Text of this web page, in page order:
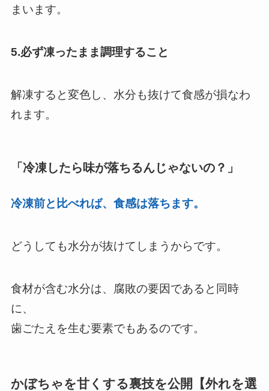
まいます。
5.必ず凍ったまま調理すること
解凍すると変色し、水分も抜けて食感が損なわ
れます。
「冷凍したら味が落ちるんじゃないの？」
冷凍前と比べれば、食感は落ちます。
どうしても水分が抜けてしまうからです。
食材が含む水分は、腐敗の要因であると同時
に、
歯ごたえを生む要素でもあるのです。
かぼちゃを甘くする裏技を公開【外れを選